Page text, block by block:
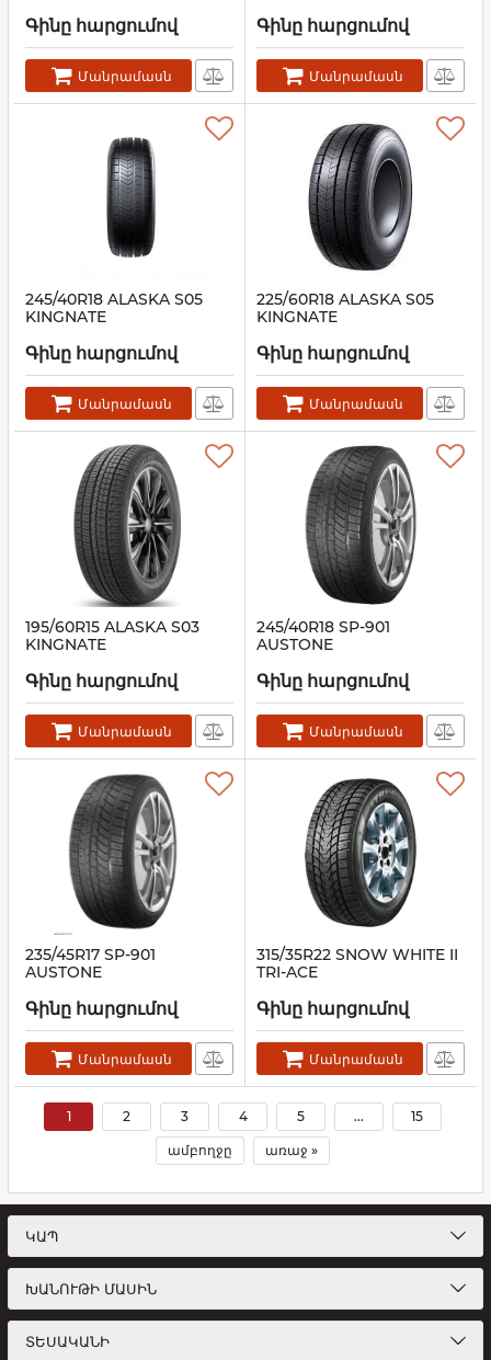
Գինը հարցումով
Մանրամասն
Գինը հարցումով
Մանրամասն
245/40R18 ALASKA S05
KINGNATE
Գինը հարցումով
Մանրամասն
225/60R18 ALASKA S05
KINGNATE
Գինը հարցումով
Մանրամասն
195/60R15 ALASKA S03
KINGNATE
Գինը հարցումով
Մանրամասն
245/40R18 SP-901
AUSTONE
Գինը հարցումով
Մանրամասն
235/45R17 SP-901
AUSTONE
Գինը հարցումով
Մանրամասն
315/35R22 SNOW WHITE II
TRI-ACE
Գինը հարցումով
Մանրամասն
1 2 3 4 5 ... 15
ամբողջը առաջ »
ԿԱՊ
ԽԱՆՈՒԹԻ ՄԱՍԻՆ
ՏԵՍԱԿԱՆԻ